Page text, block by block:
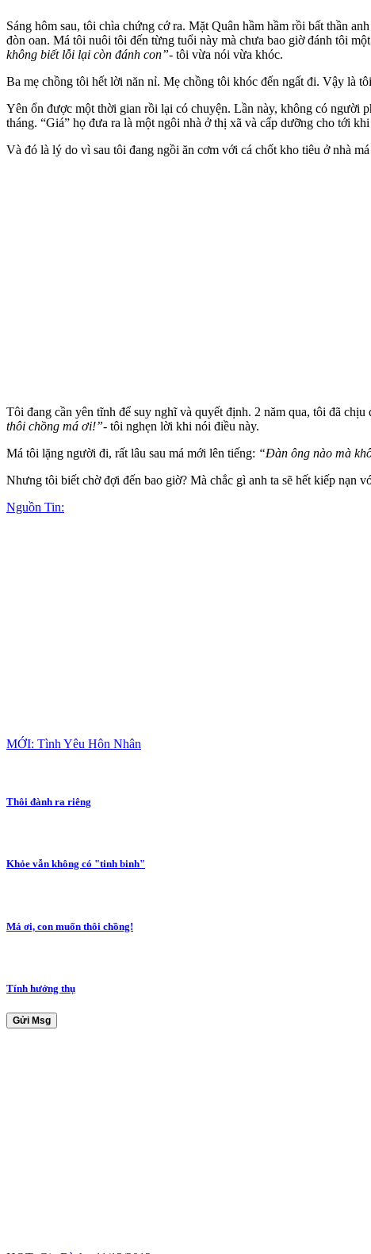
Sáng hôm sau, tôi chìa chứng cớ ra. Mặt Quân hầm hầm rồi bất thần
đòn oan. Má tôi nuôi tôi đến từng tuổi này mà chưa bao giờ đánh tôi
không biết lỗi lại còn đánh con”- tôi vừa nói vừa khóc.
Ba mẹ chồng tôi hết lời năn nỉ. Mẹ chồng tôi khóc đến ngất đi. Vậy là
Yên ổn được một thời gian rồi lại có chuyện. Lần này, không có người
tháng. “Giá” họ đưa ra là một ngôi nhà ở thị xã và cấp dưỡng cho tới
Và đó là lý do vì sau tôi đang ngồi ăn cơm với cá chốt kho tiêu ở nhà
Tôi đang cần yên tĩnh để suy nghĩ và quyết định. 2 năm qua, tôi đã
thôi chồng má ơi!”- tôi nghẹn lời khi nói điều này.
Má tôi lặng người đi, rất lâu sau má mới lên tiếng: “Đàn ông nào mà
Nhưng tôi biết chờ đợi đến bao giờ? Mà chắc gì anh ta sẽ hết kiếp nạn
Nguồn Tin:
MỚI: Tình Yêu Hôn Nhân
Thôi đành ra riêng
Khỏe vẫn không có "tinh binh"
Má ơi, con muốn thôi chồng!
Tính hưởng thụ
Gửi Msg